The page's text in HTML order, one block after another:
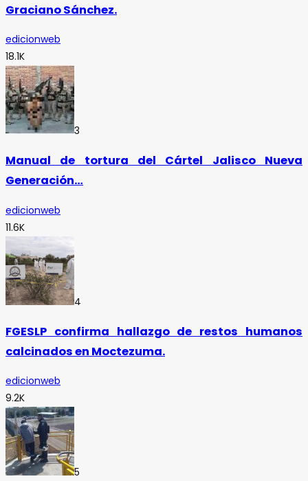
Graciano Sánchez.
edicionweb
18.1K
3
Manual de tortura del Cártel Jalisco Nueva
Generación…
edicionweb
11.6K
4
FGESLP confirma hallazgo de restos humanos
calcinados en Moctezuma.
edicionweb
9.2K
5